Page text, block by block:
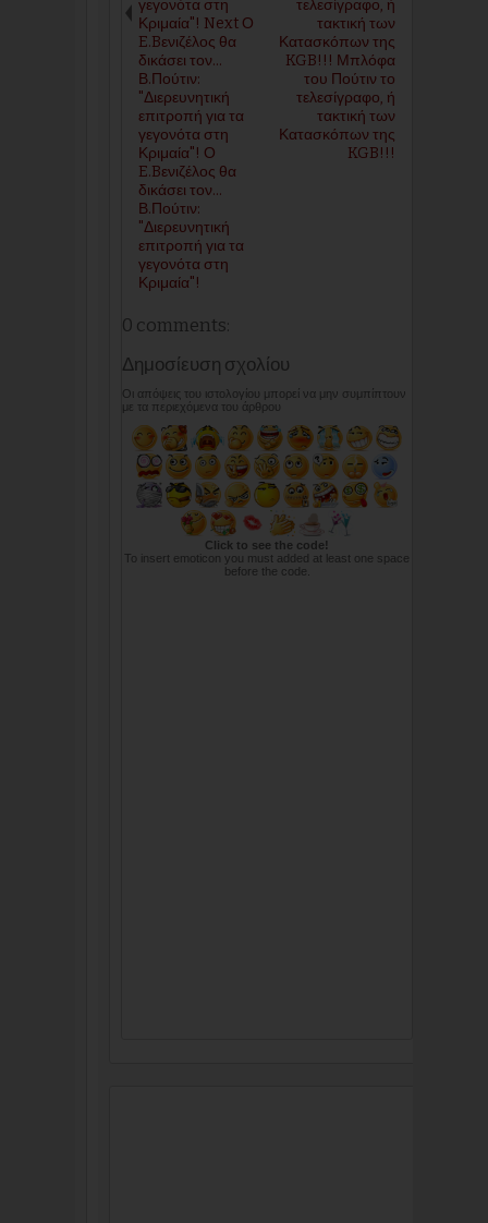
γεγονότα στη
Κριμαία"! Next Ο
E.Bενιζέλος θα
δικάσει τον...
Β.Πούτιν:
"Διερευνητική
επιτροπή για τα
γεγονότα στη
Κριμαία"! Ο
E.Bενιζέλος θα
δικάσει τον...
Β.Πούτιν:
"Διερευνητική
επιτροπή για τα
γεγονότα στη
Κριμαία"!
τελεσίγραφο, ή
τακτική των
Κατασκόπων της
KGB!!! Μπλόφα
του Πούτιν το
τελεσίγραφο, ή
τακτική των
Κατασκόπων της
KGB!!!
0 comments:
Δημοσίευση σχολίου
Οι απόψεις του ιστολογίου μπορεί να μην συμπίπτουν
με τα περιεχόμενα του άρθρου
Click to see the code!
To insert emoticon you must added at least one space
before the code.